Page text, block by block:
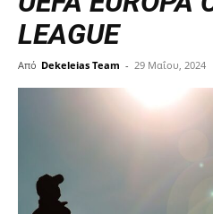
LEAGUE
Από Dekeleias Team - 29 Μαΐου, 2024